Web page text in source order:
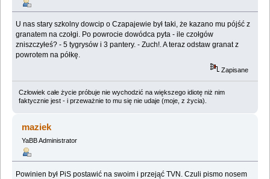
U nas stary szkolny dowcip o Czapajewie był taki, że kazano mu pójść z
granatem na czołgi. Po powrocie dowódca pyta - ile czołgów
zniszczyłeś? - 5 tygrysów i 3 pantery. - Zuch!. A teraz odstaw granat z
powrotem na półkę.
Zapisane
Człowiek całe życie próbuje nie wychodzić na większego idiotę niż nim
faktycznie jest - i przeważnie to mu się nie udaje (moje, z życia).
maziek
YaBB Administrator
Powinien był PiS postawić na swoim i przejąć TVN. Czuli pismo nosem